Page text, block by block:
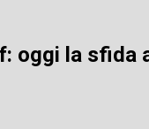
oggi la sfida